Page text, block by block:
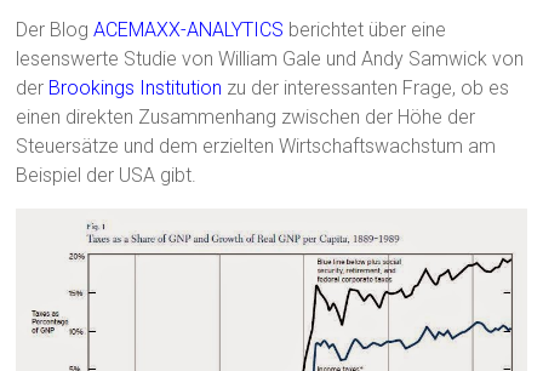
Der BlogACEMAXX-ANALYTICS berichtet über eine
lesenswerte Studie von William Gale und Andy Samwick von
der Brookings Institution zu der interessanten Frage, ob es
einen direkten Zusammenhang zwischen der Höhe der
Steuersätze und dem erzielten Wirtschaftswachstum am
Beispiel der USA gibt.